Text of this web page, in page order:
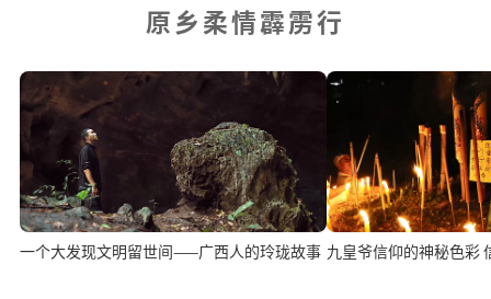
原乡柔情霹雳行
一个大发现文明留世间——广西人的玲珑故事